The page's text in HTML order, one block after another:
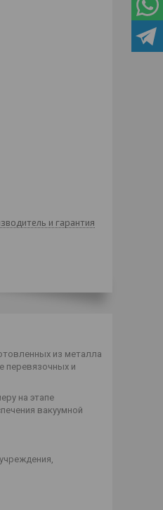
и гарантия
из металла
перевязочных и
на этапе
вакуумной